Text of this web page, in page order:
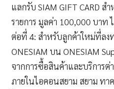
แลกรับ SIAM GIFT CARD ส
รายการ มูลค่า 100,000 บาท
ต่อที่ 4: สำหรับลูกค้าใหม่ที่ลง
ONESIAM บน ONESIAM
จากการซื้อสินค้าและบริการต่
ภายในไอคอนสยาม สยาม ท